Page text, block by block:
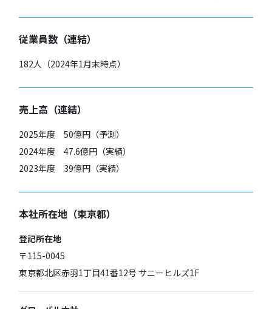
従業員数（連結）
182人（2024年1月末時点）
売上高（連結）
2025年度 50億円（予測）
2024年度 47.6億円（実績）
2023年度 39億円（実績）
本社所在地（東京都）
登記所在地
〒115-0045
東京都北区赤羽1丁目41番12号 サニーヒルズ1F